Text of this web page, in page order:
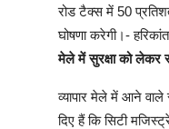
रोड टैक्स में 50
घोषणा करेगी।- हरिकांत
मेले में सुरक्षा को लेकर
व्यापार मेले में आने
दिए हैं कि सिटी